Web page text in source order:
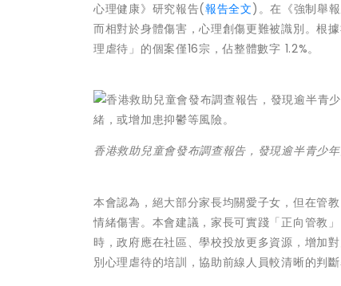
心理健康》研究報告(報告全文)。在《強制舉
而相對於身體傷害，心理創傷更難被識別。根
理虐待」的個案僅16宗，佔整體數字 1.2%。
香港救助兒童會發布調查報告，發現逾半青少
本會認為，絕大部分家長均關愛子女，但在管
情緒傷害。本會建議，家長可實踐「正向管教
時，政府應在社區、學校投放更多資源，增加
別心理虐待的培訓，協助前線人員較清晰的判斷